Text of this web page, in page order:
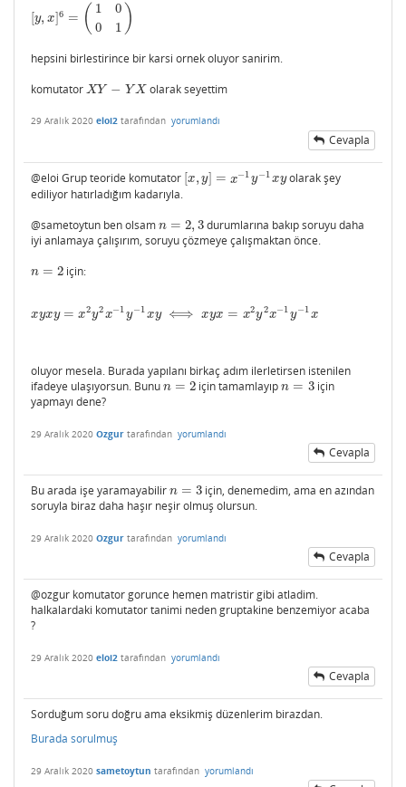
[y, x]6 = ( 1
0
0
1 )
y,x]6 = 10 0
hepsini birlestirince bir karsi ornek oluyor sanirim.
komutator XY − YX
XY−Y X olarak seyettim
29 Aralık 2020 eloi2 tarafından yorumlandı
Cevapla
@eloi Grup teoride komutator x, y] = x−1y−1xy
x,y]= −1 y−1xy
olarak şey
ediliyor hatırladığım kadarıyla.
@sametoytun ben olsam n = 2, 3
n= 2, 3
durumlarına bakıp soruyu daha
iyi anlamaya çalışırım, soruyu çözmeye çalışmaktan önce.
n = 2
n= 2 için:
xyxy = x2y2x−1y−1xy ⟺ xyx = x2y2x−1y−1x
xyxy=x2y2x−1y−1x y⟺x x=x2y 2x −1y−1x
oluyor mesela. Burada yapılanı birkaç adım ilerletirsen istenilen
ifadeye ulaşıyorsun. Bunu n = 2
n= 2 için tamamlayıpn = 3
n=3
için
yapmayı dene?
29 Aralık 2020 Ozgur tarafından yorumlandı
Cevapla
Bu arada işe yaramayabilir n = 3
n= 3
için, denemedim, ama en azından
soruyla biraz daha haşır neşir olmuş olursun.
29 Aralık 2020 Ozgur tarafından yorumlandı
Cevapla
@ozgur komutator gorunce hemen matristir gibi atladim.
halkalardaki komutator tanimi neden gruptakine benzemiyor acaba
?
29 Aralık 2020 eloi2 tarafından yorumlandı
Cevapla
Sorduğum soru doğru ama eksikmiş düzenlerim birazdan.
Burada sorulmuş
29 Aralık 2020 sametoytun tarafından yorumlandı